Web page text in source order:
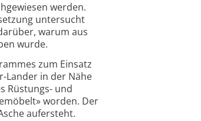
werden.
untersucht
warum aus
wurde.
zum Einsatz
Lander in der Nähe
Rüstungs- und
worden. Der
aufersteht.